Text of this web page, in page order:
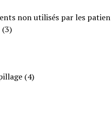
non utilisés par les
(3)
(4)